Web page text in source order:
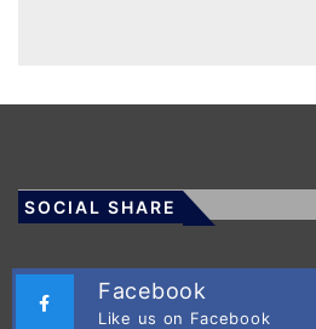
SOCIAL SHARE
Facebook
Like us on Facebook